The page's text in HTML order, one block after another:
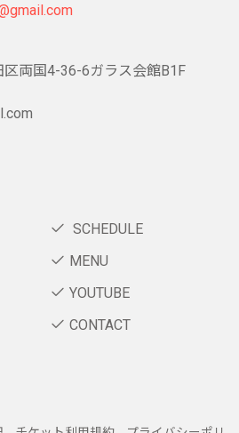
両国4-36-6ガラス会館B1F
SCHEDULE
MENU
YOUTUBE
CONTACT